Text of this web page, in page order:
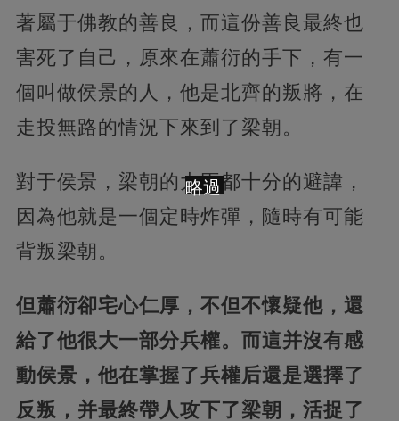
著屬于佛教的善良，而這份善良最終也
害死了自己，原來在蕭衍的手下，有一
個叫做侯景的人，他是北齊的叛將，在
走投無路的情況下來到了梁朝。
對于侯景，梁朝的大臣都十分的避諱，
因為他就是一個定時炸彈，隨時有可能
背叛梁朝。
但蕭衍卻宅心仁厚，不但不懷疑他，還
給了他很大一部分兵權。而這并沒有感
動侯景，他在掌握了兵權后還是選擇了
反叛，并最終帶人攻下了梁朝，活捉了
略過